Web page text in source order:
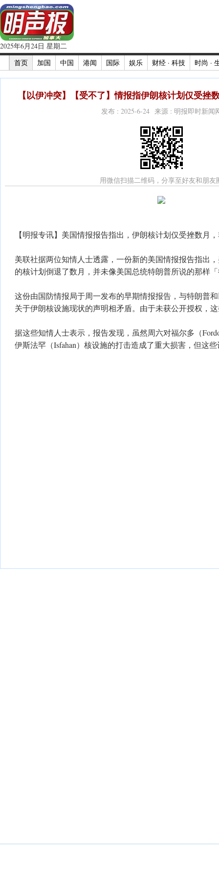
2025年6月24日 星期二
首页
加国 中国 港闻 国际 娱乐 财经 · 科技 时尚 ·
【以伊冲突】【受不了】情报指伊朗核计划仅受挫
发布 : 2025-6-24 来源 : 明报即时新闻
用微信扫描二维码，分享至好友和朋友
【明报专讯】美国情报报告指出，伊朗核计划仅受挫数月
美联社据两位知情人士透露，一份新的美国情报报告指出
的核计划倒退了数月，并未像美国总统特朗普所说的那样
这份由国防情报局于周一发布的早期情报报告，与特朗普
关于伊朗核设施现状的声明相矛盾。由于未获公开授权，
据这些知情人士表示，报告发现，虽然周六对福尔多（
伊斯法罕（Isfahan）核设施的打击造成了重大损害，但这